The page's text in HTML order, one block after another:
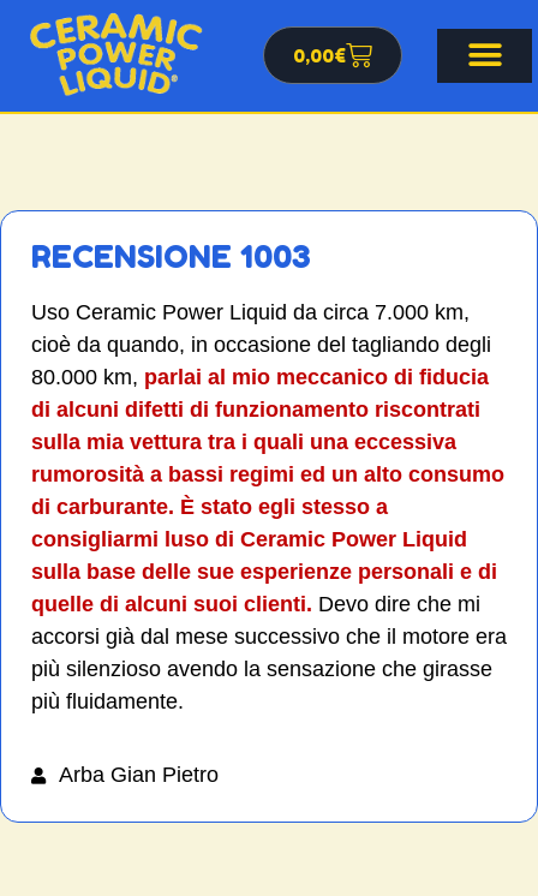
0,00€
RECENSIONE 1003
Uso Ceramic Power Liquid da circa 7.000 km,
cioè da quando, in occasione del tagliando degli
80.000 km, parlai al mio meccanico di fiducia
di alcuni difetti di funzionamento riscontrati
sulla mia vettura tra i quali una eccessiva
rumorosità a bassi regimi ed un alto consumo
di carburante. È stato egli stesso a
consigliarmi luso di Ceramic Power Liquid
sulla base delle sue esperienze personali e di
quelle di alcuni suoi clienti. Devo dire che mi
accorsi già dal mese successivo che il motore era
più silenzioso avendo la sensazione che girasse
più fluidamente.
Arba Gian Pietro